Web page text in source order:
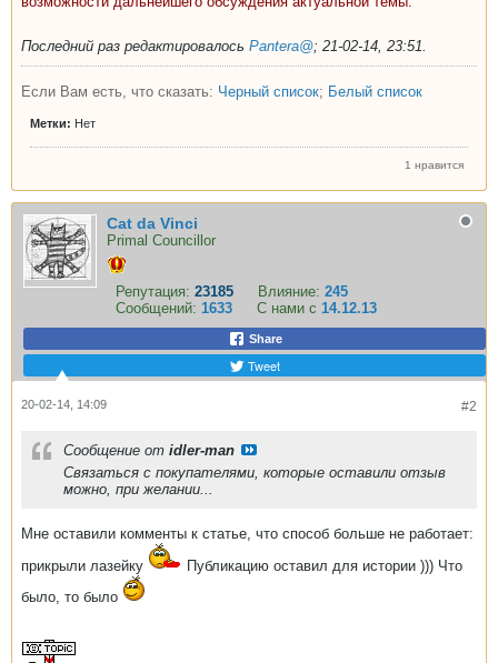
Последний раз редактировалось Pantera@; 21-02-14, 23:51.
Если Вам есть, что сказать: Черный список; Белый список
Метки: Нет
1 нравится
Cat da Vinci
Primal Councillor
Репутация: 23185 Влияние: 245
Сообщений: 1633 С нами с 14.12.13
Share
Tweet
#2
20-02-14, 14:09
Сообщение от idler-man
Связаться с покупателями, которые оставили отзыв
можно, при желании...
Мне оставили комменты к статье, что способ больше не работает:
прикрыли лазейку
Публикацию оставил для истории ))) Что
было, то было